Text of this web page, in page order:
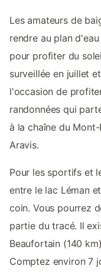
Les amateurs de
rendre au plan
pour profiter du
surveillée en juillet
l'occasion de
randonnées qui
à la chaîne du
Aravis.
Pour les sportifs et
entre le lac Léman
coin. Vous pourrez
partie du tracé. Il
Beaufortain (140
Comptez environ 7